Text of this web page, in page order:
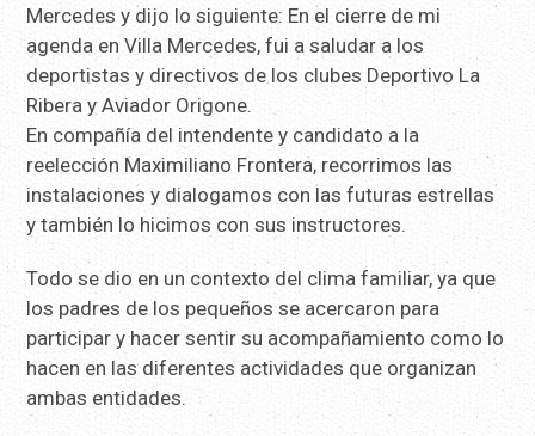
Mercedes y dijo lo siguiente: En el cierre de mi
agenda en Villa Mercedes, fui a saludar a los
deportistas y directivos de los clubes Deportivo La
Ribera y Aviador Origone.
En compañía del intendente y candidato a la
reelección Maximiliano Frontera, recorrimos las
instalaciones y dialogamos con las futuras estrellas
y también lo hicimos con sus instructores.
Todo se dio en un contexto del clima familiar, ya que
los padres de los pequeños se acercaron para
participar y hacer sentir su acompañamiento como lo
hacen en las diferentes actividades que organizan
ambas entidades.